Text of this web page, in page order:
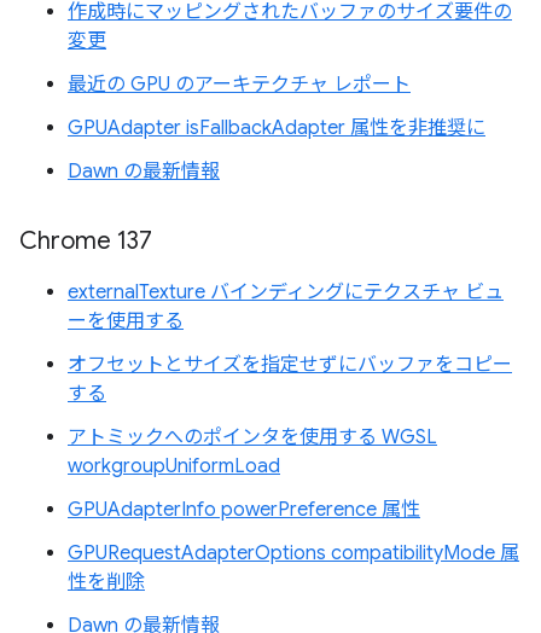
作成時にマッピングされたバッファのサイズ要件の
変更
最近の GPU のアーキテクチャ レポート
GPUAdapter isFallbackAdapter 属性を非推奨に
Dawn の最新情報
Chrome 137
externalTexture バインディングにテクスチャ ビュ
ーを使用する
オフセットとサイズを指定せずにバッファをコピー
する
アトミックへのポインタを使用する WGSL
workgroupUniformLoad
GPUAdapterInfo powerPreference 属性
GPURequestAdapterOptions compatibilityMode 属
性を削除
Dawn の最新情報